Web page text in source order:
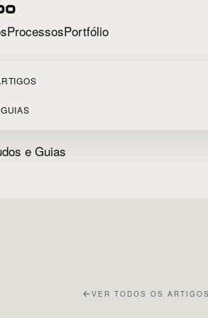
ProcessosPortfólio
e Guias
VER TODOS OS